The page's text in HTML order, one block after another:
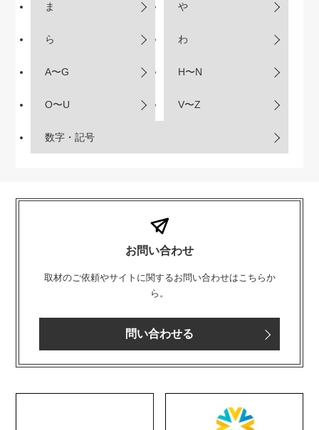
ま や
ら わ
A〜G H〜N
O〜U V〜Z
数字・記号
お問い合わせ
取材のご依頼やサイトに関するお問い合わせはこちらか
ら。
問い合わせる